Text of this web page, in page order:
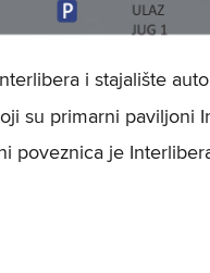
i stajalište
su primarni paviljoni
poveznica je